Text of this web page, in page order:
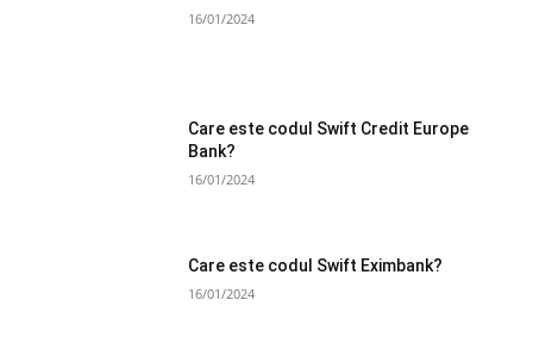
16/01/2024
Care este codul Swift Credit Europe
Bank?
16/01/2024
Care este codul Swift Eximbank?
16/01/2024